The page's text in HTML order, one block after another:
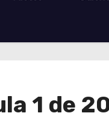
1 de